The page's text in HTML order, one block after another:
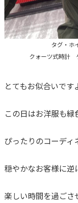
タグ・ホ
クォーツ式時計
とてもお似合いです
この日はお洋服も
ぴったりのコーディ
穏やかなお客様に逆
楽しい時間を過ごさ